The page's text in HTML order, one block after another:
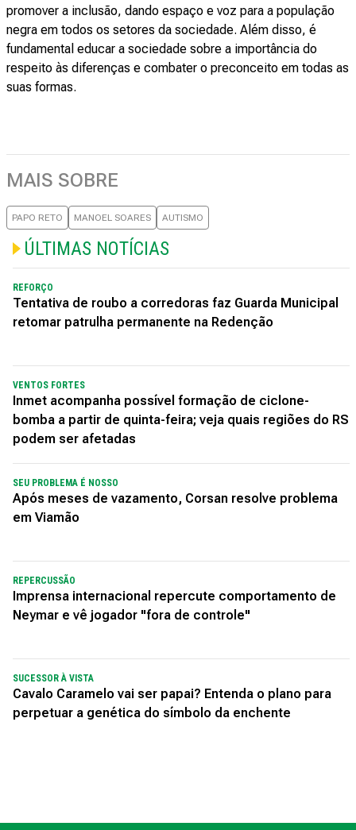
promover a inclusão, dando espaço e voz para a população
negra em todos os setores da sociedade. Além disso, é
fundamental educar a sociedade sobre a importância do
respeito às diferenças e combater o preconceito em todas as
suas formas.
MAIS SOBRE
PAPO RETO MANOEL SOARES AUTISMO
ÚLTIMAS NOTÍCIAS
REFORÇO
Tentativa de roubo a corredoras faz Guarda Municipal
retomar patrulha permanente na Redenção
VENTOS FORTES
Inmet acompanha possível formação de ciclone-
bomba a partir de quinta-feira; veja quais regiões do RS
podem ser afetadas
SEU PROBLEMA É NOSSO
Após meses de vazamento, Corsan resolve problema
em Viamão
REPERCUSSÃO
Imprensa internacional repercute comportamento de
Neymar e vê jogador "fora de controle"
SUCESSOR À VISTA
Cavalo Caramelo vai ser papai? Entenda o plano para
perpetuar a genética do símbolo da enchente